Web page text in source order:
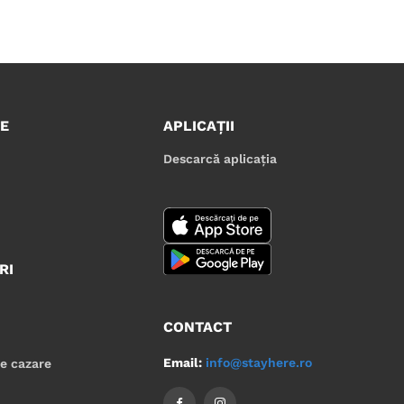
cazare
APLICAȚII
Descarcă aplicația
CONTACT
Email: info@stayhere.ro